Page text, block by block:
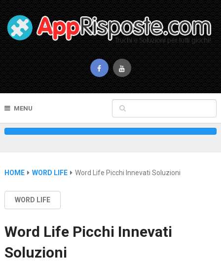
MENU
HOME WORD LIFE Word Life Picchi Innevati Soluzioni
WORD LIFE
Word Life Picchi Innevati
Soluzioni